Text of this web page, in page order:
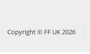
Copyright © FF UK 2026